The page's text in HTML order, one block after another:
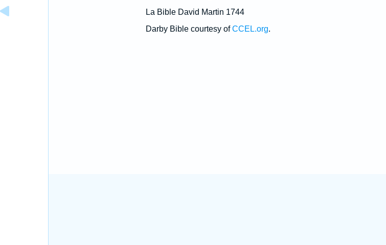
La Bible David Martin 1744
Darby Bible courtesy ofCCEL.org.